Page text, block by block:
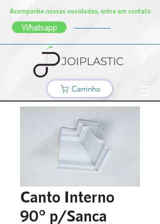
Acompanhe nossas novidades, entre em contato
Whatsapp
Carrinho
Canto Interno
90° p/Sanca